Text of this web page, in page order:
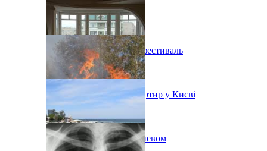
В Киеве состоится эко-фестиваль
Ситуація з орендою квартир у Києві
Пожар на свалке под Киевом